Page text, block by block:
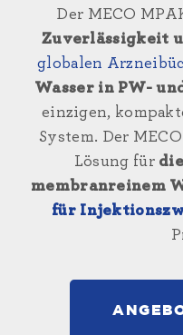
Der MECO
Zuverlässigkeit
globalen
Wasser in PW-
einzigen,
System. Der
Lösung für
membranreinem
für